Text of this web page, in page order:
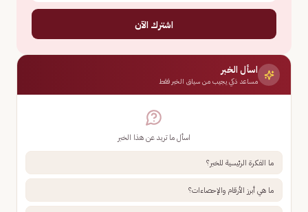
اشترك الآن
اسأل الخبر
مساعد ذكي يجيب من سياق الخبر فقط
اسأل ما تريد عن هذا الخبر
ما الفكرة الرئيسية للخبر؟
ما هي أبرز الأرقام والإحصاءات؟